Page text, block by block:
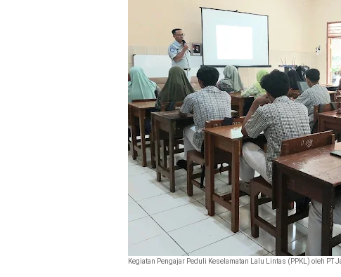
Kegiatan Pengajar Peduli Keselamatan Lalu Lintas (PPKL) oleh PT